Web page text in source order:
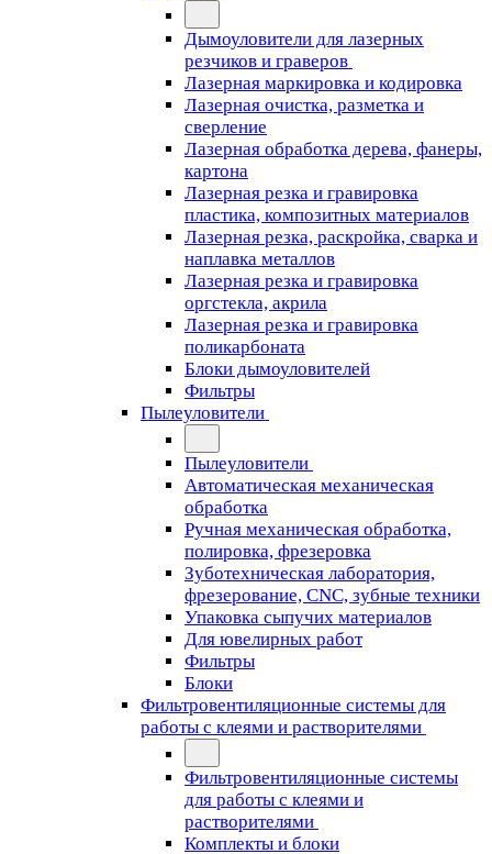
Дымоуловители для лазерных
резчиков и граверов
Лазерная маркировка и кодировка
Лазерная очистка, разметка и
сверление
Лазерная обработка дерева, фанеры,
картона
Лазерная резка и гравировка
пластика, композитных материалов
Лазерная резка, раскройка, сварка и
наплавка металлов
Лазерная резка и гравировка
оргстекла, акрила
Лазерная резка и гравировка
поликарбоната
Блоки дымоуловителей
Фильтры
Пылеуловители
Пылеуловители
Автоматическая механическая
обработка
Ручная механическая обработка,
полировка, фрезеровка
Зуботехническая лаборатория,
фрезерование, CNC, зубные техники
Упаковка сыпучих материалов
Для ювелирных работ
Фильтры
Блоки
Фильтровентиляционные системы для
работы с клеями и растворителями
Фильтровентиляционные системы
для работы с клеями и
растворителями
Комплекты и блоки